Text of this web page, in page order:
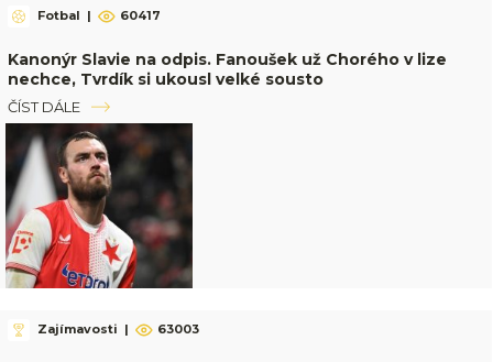
Fotbal | 60417
Kanonýr Slavie na odpis. Fanoušek už Chorého v lize
nechce, Tvrdík si ukousl velké sousto
ČÍST DÁLE
Zajímavosti | 63003